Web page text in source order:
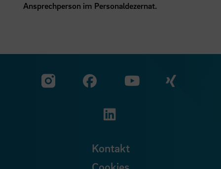
Ansprechperson im Personaldezernat.
Zu unserer Facebook
Zu
Zu unserer
Kontakt